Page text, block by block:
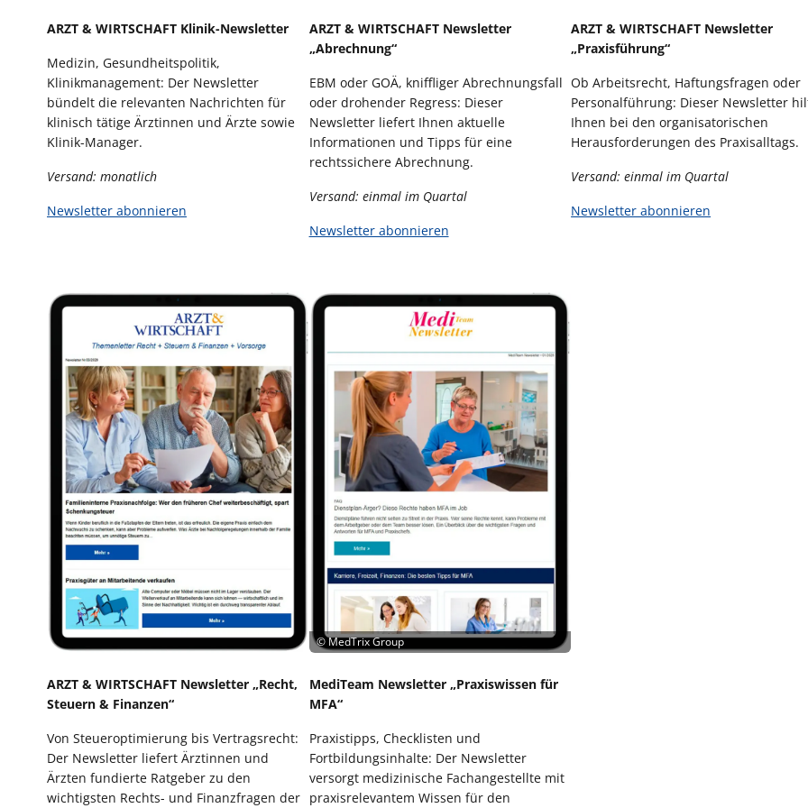
ARZT & WIRTSCHAFT Klinik-Newsletter
Medizin, Gesundheitspolitik,
Klinikmanagement: Der Newsletter
bündelt die relevanten Nachrichten für
klinisch tätige Ärztinnen und Ärzte sowie
Klinik-Manager.
Versand: monatlich
Newsletter abonnieren
ARZT & WIRTSCHAFT Newsletter
„Abrechnung“
EBM oder GOÄ, kniffliger Abrechnungsfall
oder drohender Regress: Dieser
Newsletter liefert Ihnen aktuelle
Informationen und Tipps für eine
rechtssichere Abrechnung.
Versand: einmal im Quartal
Newsletter abonnieren
ARZT & WIRTSCHAFT Newsletter
„Praxisführung“
Ob Arbeitsrecht, Haftungsfragen oder
Personalführung: Dieser Newsletter
Ihnen bei den organisatorischen
Herausforderungen des Praxisalltags.
Versand: einmal im Quartal
Newsletter abonnieren
ARZT & WIRTSCHAFT Newsletter „Recht,
Steuern & Finanzen“
Von Steueroptimierung bis Vertragsrecht:
Der Newsletter liefert Ärztinnen und
Ärzten fundierte Ratgeber zu den
wichtigsten Rechts- und Finanzfragen der
©MedTrix Group
MediTeam Newsletter „Praxiswissen für
MFA“
Praxistipps, Checklisten und
Fortbildungsinhalte: Der Newsletter
versorgt medizinische Fachangestellte mit
praxisrelevantem Wissen für den